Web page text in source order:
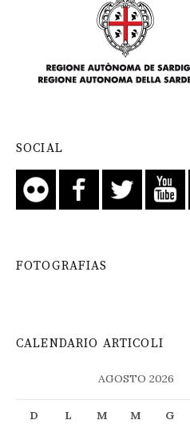
SOCIAL
FOTOGRAFIAS
CALENDARIO ARTICOLI
AGOSTO 2026
D L M M G